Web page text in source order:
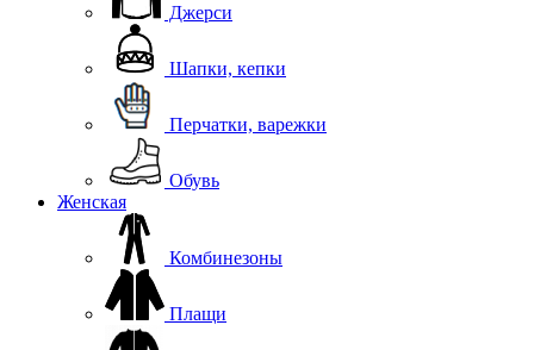
Джерси
Шапки, кепки
Перчатки, варежки
Обувь
Женская
Комбинезоны
Плащи